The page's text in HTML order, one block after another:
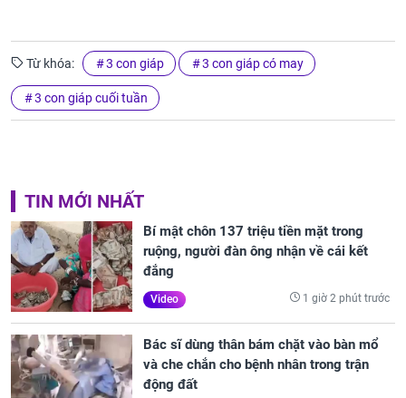
Từ khóa: 3 con giáp 3 con giáp có may
3 con giáp cuối tuần
TIN MỚI NHẤT
Bí mật chôn 137 triệu tiền mặt trong
ruộng, người đàn ông nhận về cái kết
đắng
Video 1 giờ 2 phút trước
Bác sĩ dùng thân bám chặt vào bàn mổ
và che chắn cho bệnh nhân trong trận
động đất